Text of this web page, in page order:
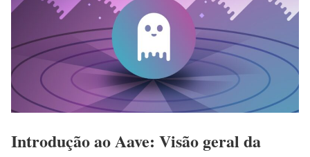
Introdução ao Aave: Visão geral da